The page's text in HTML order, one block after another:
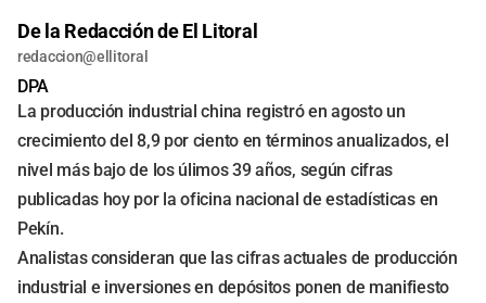
De la Redacción de El Litoral
redaccion@ellitoral
DPA
La producción industrial china registró en agosto un
crecimiento del 8,9 por ciento en términos anualizados, el
nivel más bajo de los úlimos 39 años, según cifras
publicadas hoy por la oficina nacional de estadísticas en
Pekín.
Analistas consideran que las cifras actuales de producción
industrial e inversiones en depósitos ponen de manifiesto